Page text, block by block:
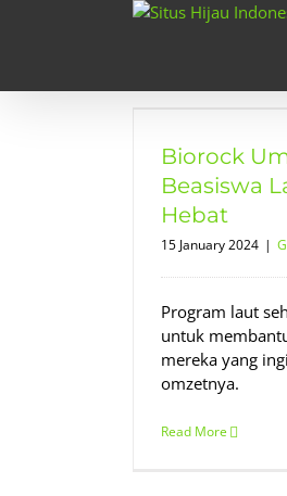
Biorock
Beasiswa
Hebat
15 January 2024 |
Program laut
untuk
mereka yang
omzetnya.
Read More